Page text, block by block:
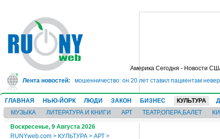
Америка Сегодня - Новости
Лента новостей:
на 10 лет за мошенничество: он 20 лет ставил пациентам неверные
ГЛАВНАЯ НЬЮ-ЙОРК ЛЮДИ ЗАКОН БИЗНЕС КУЛЬТУРА
МУЗЫКА
ЛИТЕРАТУРА И КНИГИ АРТ ТЕАТР,ОПЕРА,БАЛЕТ
Воскресенье, 9 Августа 2026
RUNYweb.com > КУЛЬТУРА > АРТ >